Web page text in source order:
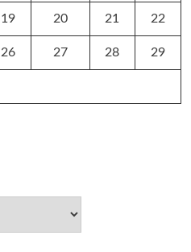
19 20 21 22
26 27 28 29